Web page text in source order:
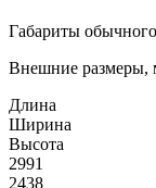
Габариты
Внешние размеры,
Длина
Ширина
Высота
2991
2438